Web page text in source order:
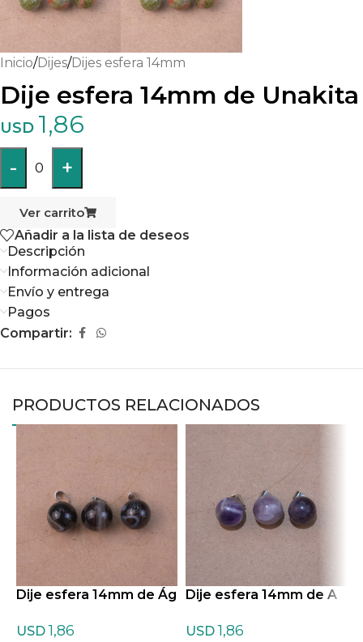
Inicio/Dijes/Dijes esfera 14mm
Dije esfera 14mm de Unakita
USD 1,86
- 0 +
Ver carrito
Añadir a la lista de deseos
Descripción
Información adicional
Envío y entrega
Pagos
Compartir:
PRODUCTOS RELACIONADOS
Dije esfera 14mm de Ág
USD 1,86
Dije esfera 14mm de A
USD 1,86